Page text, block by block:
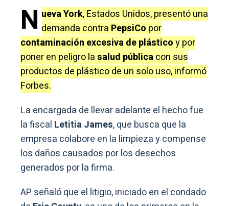
N ueva York, Estados Unidos, presentó una
demanda contra PepsiCo por
contaminación excesiva de plásticoy por
poner en peligro lasalud públicacon sus
productos de plástico de un solo uso, informó
Forbes.
La encargada de llevar adelante el hecho fue
la fiscal Letitia James, que busca que la
empresa colabore en la limpieza y compense
los daños causados por los desechos
generados por la firma.
AP señaló que el litigio, iniciado en el condado